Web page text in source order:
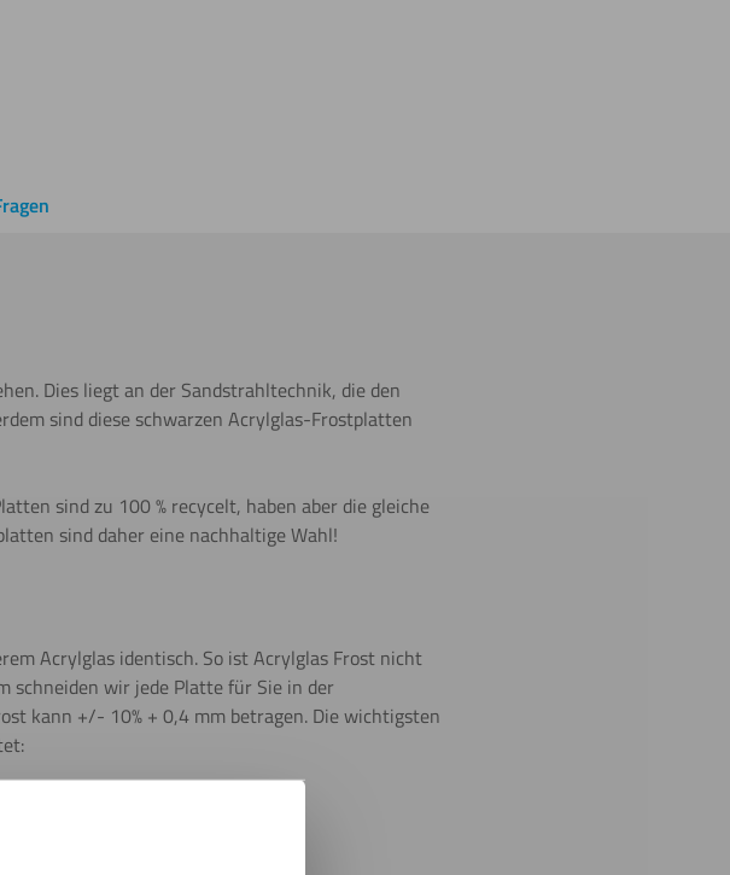
Dies liegt an der Sandstrahltechnik, die den
sind diese schwarzen Acrylglas-Frostplatten
sind zu 100 % recycelt, haben aber die gleiche
sind daher eine nachhaltige Wahl!
Acrylglas identisch. So ist Acrylglas Frost nicht
schneiden wir jede Platte für Sie in der
kann +/- 10% + 0,4 mm betragen. Die wichtigsten